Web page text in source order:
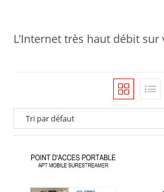
L’Internet très haut débit sur